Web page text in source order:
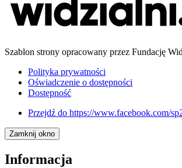
Szablon strony opracowany przez Fundację
Polityka prywatności
Oświadczenie o dostępności
Dostępność
Przejdź do https://www.facebook.com/
Zamknij okno
Informacja